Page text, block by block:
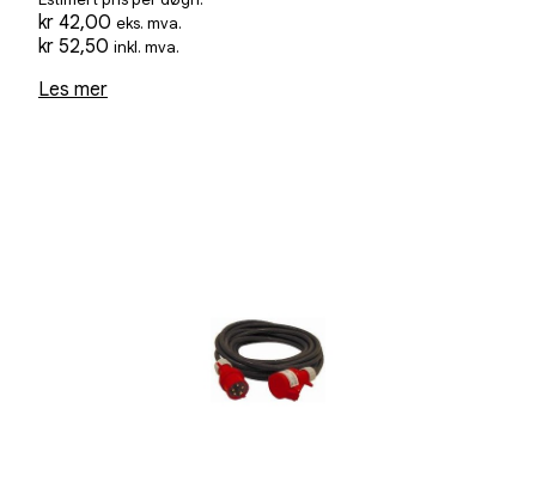
kr 42,00 eks. mva.
kr 52,50 inkl. mva.
Les mer